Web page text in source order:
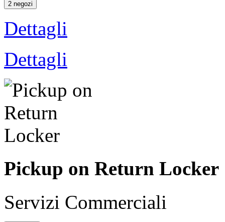
2 negozi
Dettagli
Dettagli
Pickup on Return Locker
Servizi Commerciali